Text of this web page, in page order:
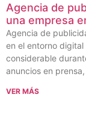
Agencia de
una empresa
Agencia de
en el entorno
considerable
anuncios en
VER MÁS